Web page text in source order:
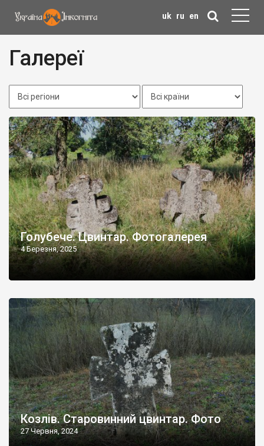
uk ru en
Галереї
Голубече. Цвинтар. Фотогалерея
4 Березня, 2025
Козлів. Старовинний цвинтар. Фото
27 Червня, 2024